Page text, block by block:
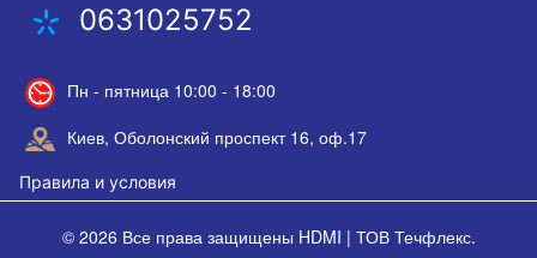
0631025752
Пн - пятница 10:00 - 18:00
Киев, Оболонский проспект 16, оф.17
Правила и условия
© 2026 Все права защищены HDMI | ТОВ Течфлекс.